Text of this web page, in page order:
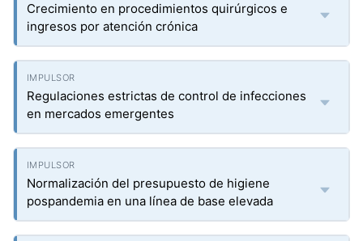
Crecimiento en procedimientos quirúrgicos e
ingresos por atención crónica
Regulaciones estrictas de control de infecciones
en mercados emergentes
Normalización del presupuesto de higiene
pospandemia en una línea de base elevada